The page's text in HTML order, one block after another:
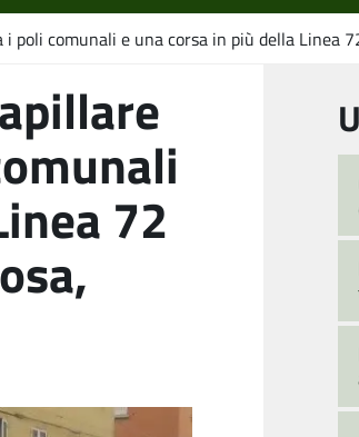
poli comunali e una corsa in più della Linea
72